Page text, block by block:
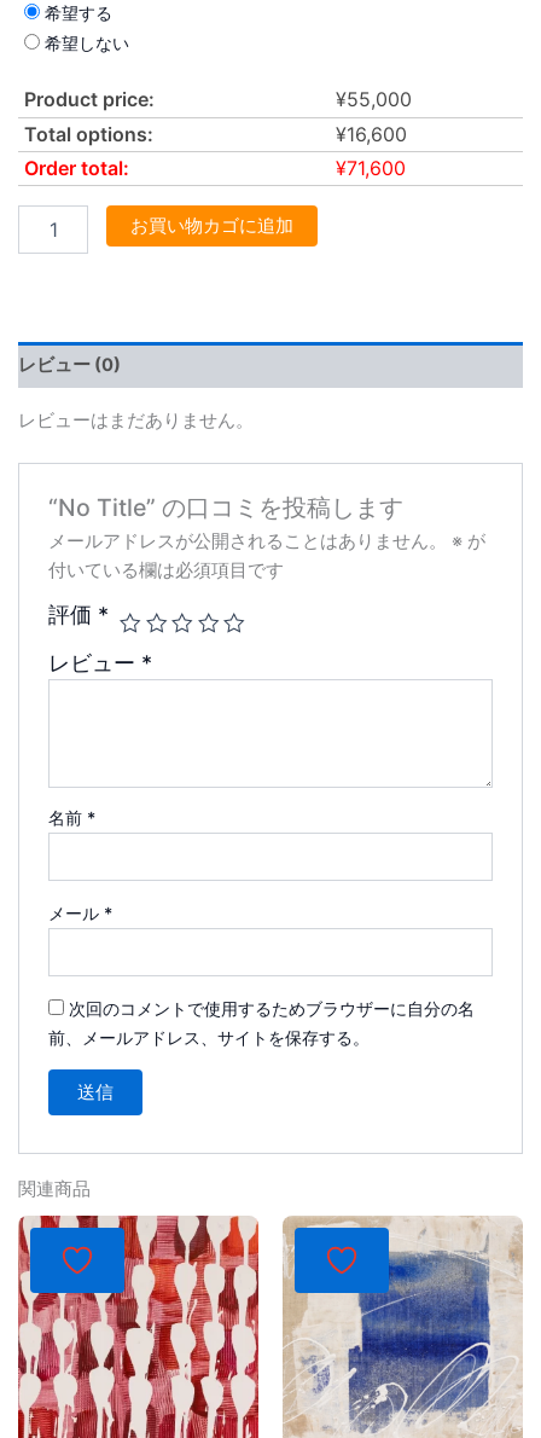
希望する
希望しない
Product price: ¥55,000
Total options:
¥16,600
Order total:
¥71,600
お買い物カゴに追加
レビュー (0)
レビューはまだありません。
“No Title” の口コミを投稿します
メールアドレスが公開されることはありません。 ※ が
付いている欄は必須項目です
評価 *
レビュー *
名前 *
メール *
次回のコメントで使用するためブラウザーに自分の名
前、メールアドレス、サイトを保存する。
関連商品